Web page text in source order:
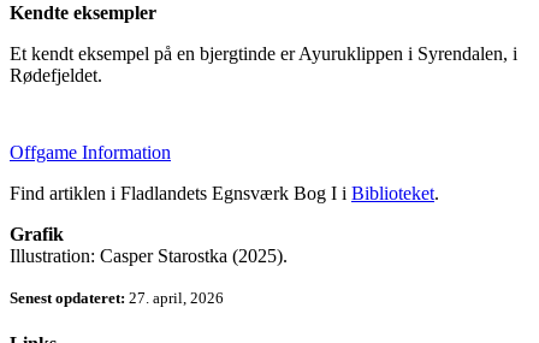
Kendte eksempler
Et kendt eksempel på en bjergtinde er Ayuruklippen i Syrendalen, i
Rødefjeldet.
Offgame Information
Find artiklen i Fladlandets Egnsværk Bog I i Biblioteket.
Grafik
Illustration: Casper Starostka (2025).
Senest opdateret: 27. april, 2026